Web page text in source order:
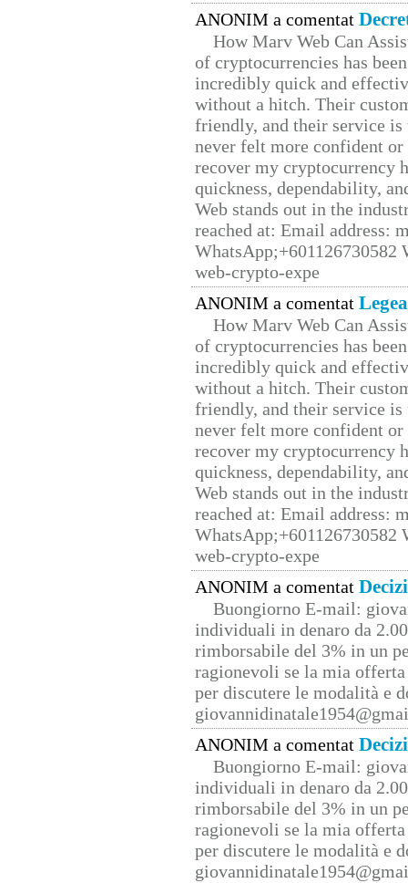
ANONIM a comentat
How Marv Web Can
of cryptocurrencies has
incredibly quick and
without a hitch. Their
friendly, and their service
never felt more confident
recover my cryptocurrency
quickness, dependability,
Web stands out in the
reached at: Email address:
web-crypto-expe
ANONIM a comentat
How Marv Web Can
of cryptocurrencies has
incredibly quick and
without a hitch. Their
friendly, and their service
never felt more confident
recover my cryptocurrency
quickness, dependability,
Web stands out in the
reached at: Email address:
web-crypto-expe
ANONIM a comentat
Buongiorno E-mail:
individuali in denaro da
rimborsabile del 3% in un
ragionevoli se la mia
per discutere le modalità e
ANONIM a comentat
Buongiorno E-mail:
individuali in denaro da
rimborsabile del 3% in un
ragionevoli se la mia
per discutere le modalità e